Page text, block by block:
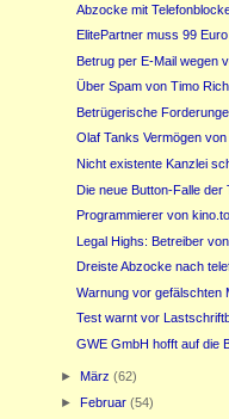
Abzocke mit
ElitePartner muss 99
Betrug per E-Mail wegen
Über Spam von Timo
Betrügerische
Olaf Tanks Vermögen
Nicht existente Kanzlei
Die neue Button-Falle der
Programmierer von
Legal Highs: Betreiber
Dreiste Abzocke nach
Warnung vor gefälschten
Test warnt vor
GWE GmbH hofft auf die
► März (62)
► Februar (54)